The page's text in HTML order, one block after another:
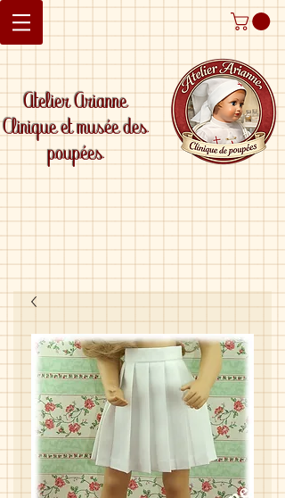
Atelier Arianne
Clinique et musée des
poupées